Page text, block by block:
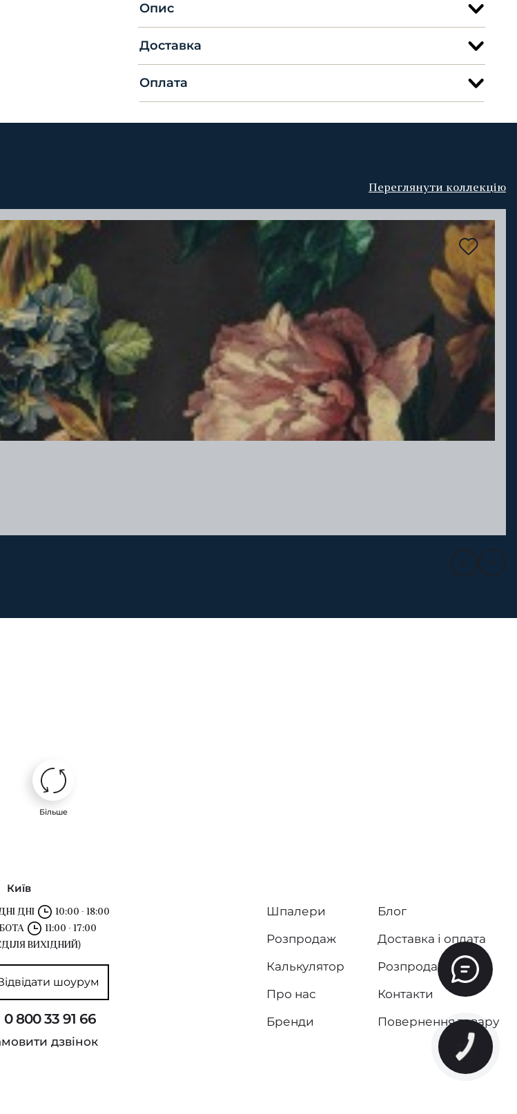
Опис
Доставка
Оплата
Переглянути коллекцію
Більше
Київ
ДНІ
10:00 - 18:00
11:00 - 17:00
ВИХІДНИЙ)
шоурум
0 800 33 91 66
дзвінок
Шпалери
Розпродаж
Калькулятор
Про нас
Бренди
Блог
Доставка і оплата
Розпродаж
Контакти
Повернення товару